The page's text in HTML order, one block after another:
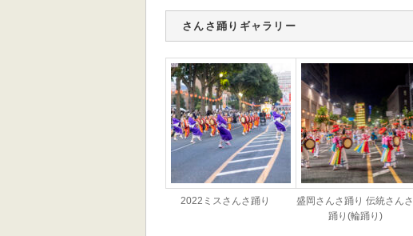
さんさ踊りギャラリー
2022ミスさんさ踊り
盛岡さんさ踊り 伝統さんさ
踊り(輪踊り)